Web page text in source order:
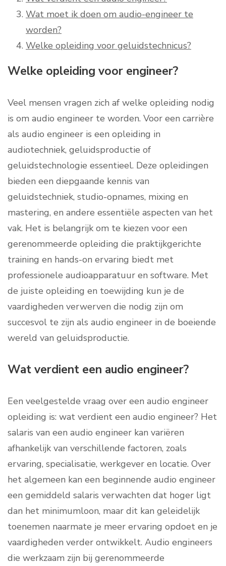
Wat moet ik doen om audio-engineer te
worden?
Welke opleiding voor geluidstechnicus?
Welke opleiding voor engineer?
Veel mensen vragen zich af welke opleiding nodig
is om audio engineer te worden. Voor een carrière
als audio engineer is een opleiding in
audiotechniek, geluidsproductie of
geluidstechnologie essentieel. Deze opleidingen
bieden een diepgaande kennis van
geluidstechniek, studio-opnames, mixing en
mastering, en andere essentiële aspecten van het
vak. Het is belangrijk om te kiezen voor een
gerenommeerde opleiding die praktijkgerichte
training en hands-on ervaring biedt met
professionele audioapparatuur en software. Met
de juiste opleiding en toewijding kun je de
vaardigheden verwerven die nodig zijn om
succesvol te zijn als audio engineer in de boeiende
wereld van geluidsproductie.
Wat verdient een audio engineer?
Een veelgestelde vraag over een audio engineer
opleiding is: wat verdient een audio engineer? Het
salaris van een audio engineer kan variëren
afhankelijk van verschillende factoren, zoals
ervaring, specialisatie, werkgever en locatie. Over
het algemeen kan een beginnende audio engineer
een gemiddeld salaris verwachten dat hoger ligt
dan het minimumloon, maar dit kan geleidelijk
toenemen naarmate je meer ervaring opdoet en je
vaardigheden verder ontwikkelt. Audio engineers
die werkzaam zijn bij gerenommeerde